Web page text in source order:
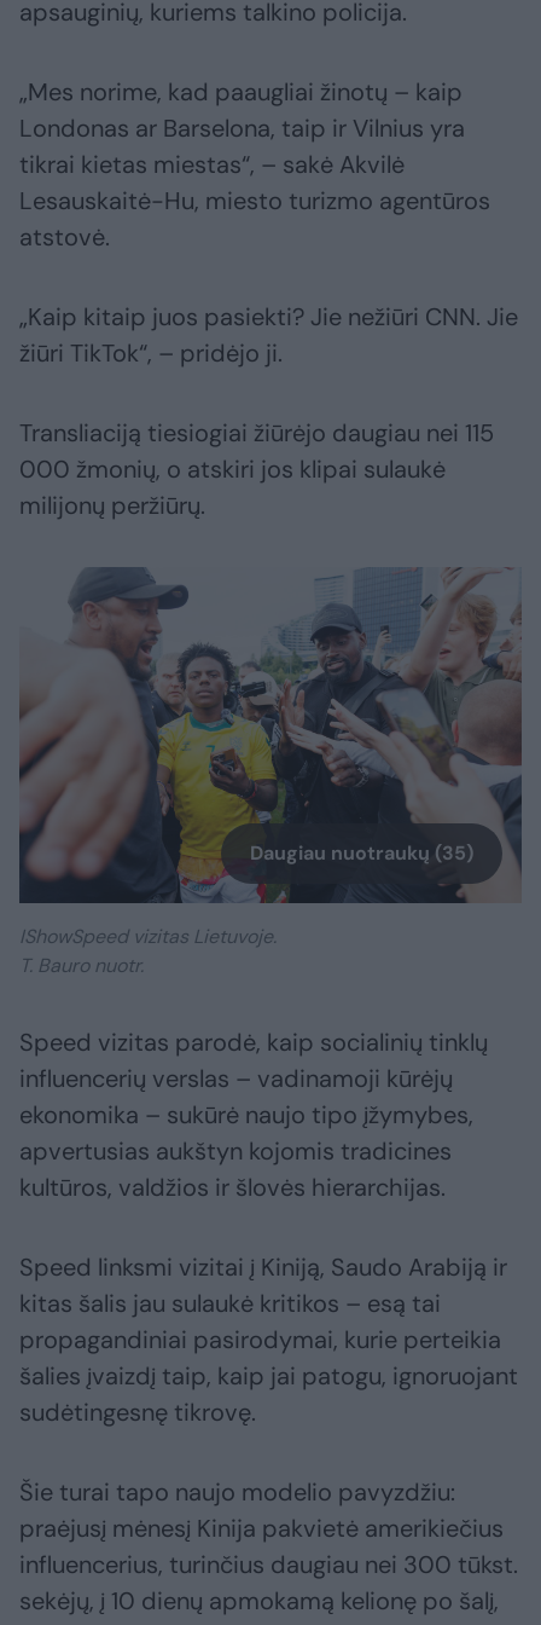
apsauginių, kuriems talkino policija.
„Mes norime, kad paaugliai žinotų – kaip
Londonas ar Barselona, taip ir Vilnius yra
tikrai kietas miestas“, – sakė Akvilė
Lesauskaitė-Hu, miesto turizmo agentūros
atstovė.
„Kaip kitaip juos pasiekti? Jie nežiūri CNN. Jie
žiūri TikTok“, – pridėjo ji.
Transliaciją tiesiogiai žiūrėjo daugiau nei 115
000 žmonių, o atskiri jos klipai sulaukė
milijonų peržiūrų.
Daugiau nuotraukų (35)
IShowSpeed vizitas Lietuvoje.
T. Bauro nuotr.
Speed vizitas parodė, kaip socialinių tinklų
influencerių verslas – vadinamoji kūrėjų
ekonomika – sukūrė naujo tipo įžymybes,
apvertusias aukštyn kojomis tradicines
kultūros, valdžios ir šlovės hierarchijas.
Speed linksmi vizitai į Kiniją, Saudo Arabiją ir
kitas šalis jau sulaukė kritikos – esą tai
propagandiniai pasirodymai, kurie perteikia
šalies įvaizdį taip, kaip jai patogu, ignoruojant
sudėtingesnę tikrovę.
Šie turai tapo naujo modelio pavyzdžiu:
praėjusį mėnesį Kinija pakvietė amerikiečius
influencerius, turinčius daugiau nei 300 tūkst.
sekėjų, į 10 dienų apmokamą kelionę po šalį,